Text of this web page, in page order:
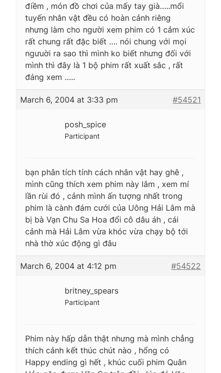
điềm , món đồ chơi của mấy tay già…..mổi
tuyến nhân vật đều có hoàn cảnh riêng
nhưng làm cho người xem phim có 1 cảm xúc
rất chung rất đặc biết …. nói chung với mọi
ngưuời ra sao thì mình ko biết nhưng đối với
mình thì đây là 1 bộ phim rất xuất sắc , rất
đáng xem …..
March 6, 2004 at 3:33 pm #54521
posh_spice
Participant
bạn phân tích tính cách nhân vật hay ghê ,
mình cũng thích xem phim này lắm , xem mí
lần rùi đó , cảnh mình ấn tượng nhất trong
phim là cành đám cưới của Uông Hải Lâm mà
bị bà Vạn Chu Sa Hoa đổi cô dâu áh , cái
cảnh mà Hải Lâm vừa khóc vừa chạy bộ tới
nhà thờ xúc động gì đâu
March 6, 2004 at 4:12 pm #54522
britney_spears
Participant
Phim này hấp dẫn thật nhưng mà mình chẳng
thích cảnh kết thúc chút nào , hổng có
Happy ending gì hết , khúc cuối phim Quân